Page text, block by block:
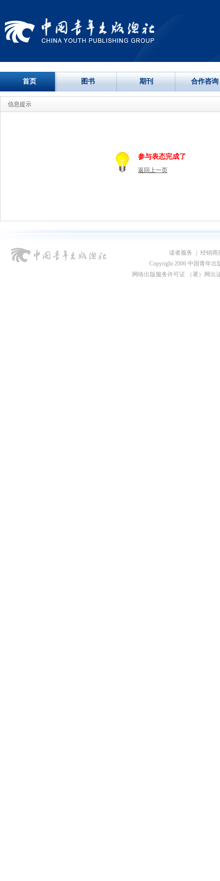
首页 图书 期刊 合作咨询
信息提示
参与表态完成了
返回上一页
读者服务
经销商
Copyright 2006 中国青年出
网络出版服务许可证 （署）网出